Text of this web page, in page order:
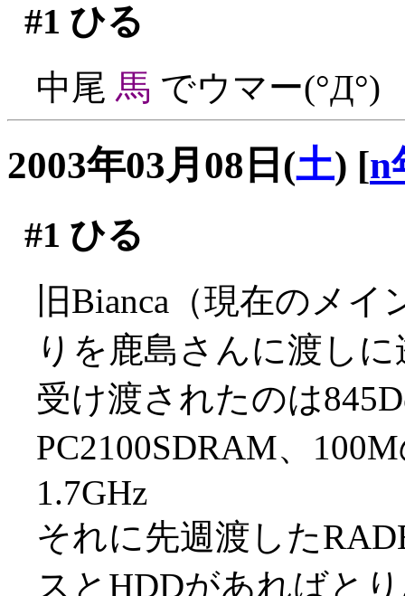
#1 ひる
中尾 馬 でウマー(°Д°)
2003年03月08日(土) [n
#1 ひる
旧Bianca（現在のメ
りを鹿島さんに渡し
受け渡されたのは
PC2100SDRAM、
1.7GHz
それに先週渡した
スとHDDがあればと